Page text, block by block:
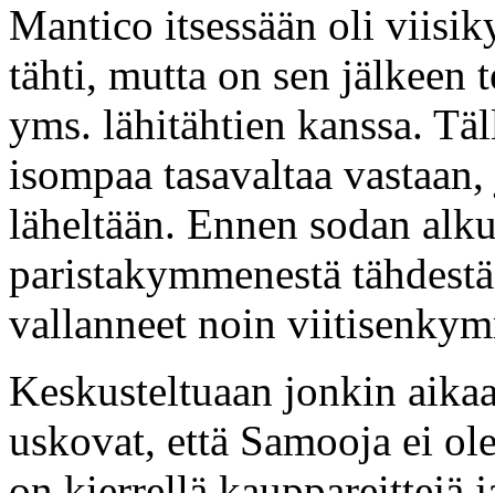
Mantico itsessään oli
tähti, mutta on sen
yms. lähitähtien kanssa.
isompaa tasavaltaa
läheltään. Ennen sodan
paristakymmenestä
vallanneet noin
Keskusteltuaan jonkin
uskovat, että Samooja ei